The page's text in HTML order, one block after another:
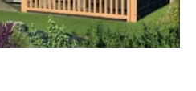
gallery
view